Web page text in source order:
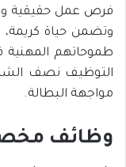
فرص عمل حقيقية
وتضمن حياة كريمة،
طموحاتهم
التوظيف نصف
مواجهة البطالة.
وظائف